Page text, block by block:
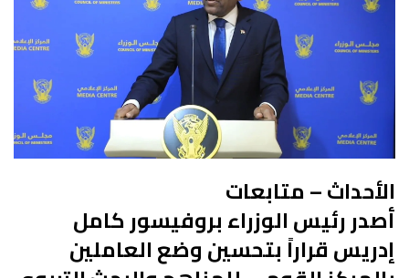
الأحداث – متابعات
أصدر رئيس الوزراء بروفيسور كامل
إدريس قراراً بتحسين وضع العاملين